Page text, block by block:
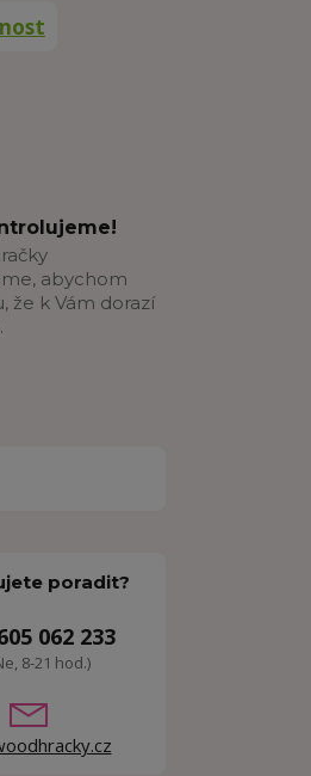
abychom
že k Vám dorazí
poradit?
062 233
8-21 hod.)